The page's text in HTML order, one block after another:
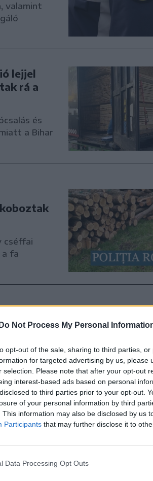
Do Not Process My Personal
opt-out of the sale, sharing to third parties,
for targeted advertising by us, please
selection. Please note that after your opt-out
interest-based ads based on personal
to third parties prior to your opt-out.
of your personal information by third
This information may also be disclosed by us
Participants that may further disclose it to
Data Processing Opt Outs
valamint
lejjel
rá a
és
a Bihar
cséffai
fa
egy
cég a